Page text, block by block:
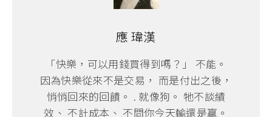
應 瑋漢
「快樂，可以用錢買得到嗎？」 不能。
因為快樂從來不是交易， 而是付出之後，
悄悄回來的回饋。 . 就像狗。 牠不談績
效、 不計成本、 不問你今天輸還是贏。